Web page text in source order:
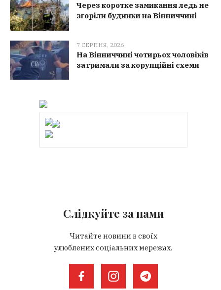
Через коротке замикання ледь не
згоріли будинки на Вінниччині
7 СЕРПНЯ, 2026
На Вінниччині чотирьох чоловіків
затримали за корупційні схеми
Слідкуйте за нами
Читайте новини в своїх
улюблених соціальних мережах.